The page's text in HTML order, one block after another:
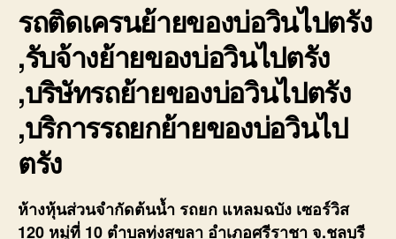
รถติดเครนย้ายของบ่อวินไปตรัง
,รับจ้างย้ายของบ่อวินไปตรัง
,บริษัทรถย้ายของบ่อวินไปตรัง
,บริการรถยกย้ายของบ่อวินไป
ตรัง
ห้างหุ้นส่วนจำกัดต้นน้ำ รถยก แหลมฉบัง เซอร์วิส
120 หมู่ที่ 10 ตำบลทุ่งสุขลา อำเภอศรีราชา จ.ชลบุรี